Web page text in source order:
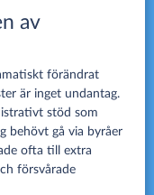
av
förändrat
är inget undantag.
stöd som
behövt gå via byråer
ofta till extra
försvårade